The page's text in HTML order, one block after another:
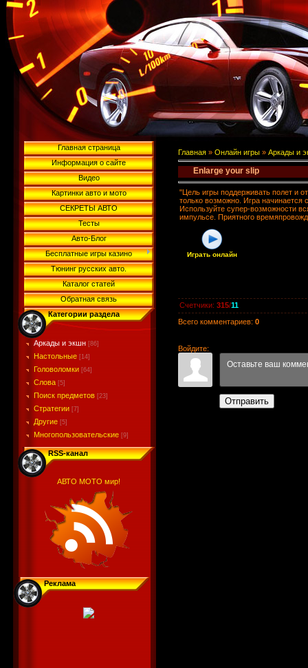
Главная страница
Информация о сайте
Видео
Картинки авто и мото
СЕКРЕТЫ АВТО
Тесты
Авто-Блог
Бесплатные игры казино
Тюнинг русских авто.
Каталог статей
Обратная связь
Категории раздела
Аркады и экшн [86]
Настольные [14]
Головоломки [64]
Слова [5]
Поиск предметов [23]
Стратегии [7]
Другие [5]
Многопользовательские [9]
RSS-канал
АВТО МОТО мир!
Реклама
Главная » Онлайн игры » Аркады и
Enlarge your slip
"Цель игры поддерживать полет и
только возможно. Игра начинается
Используйте супер-возможности
импульсе. Приятного
Играть онлайн
Счетчики: 315/11
Всего комментариев: 0
Войдите:
Отправить